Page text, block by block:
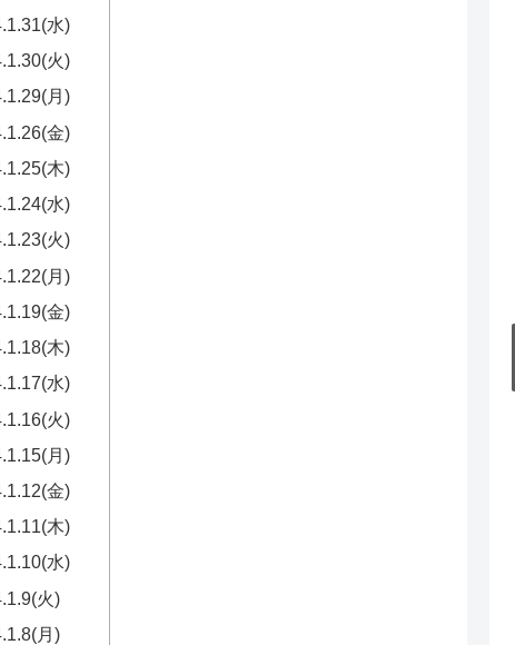
水)
火)
月)
金)
木)
水)
火)
月)
金)
木)
水)
火)
月)
金)
木)
水)
火)
月)